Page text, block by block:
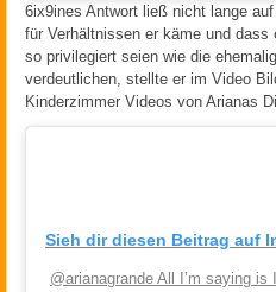
6ix9ines Antwort ließ nicht lange
für Verhältnissen er käme und
so privilegiert seien wie die
verdeutlichen, stellte er im Video
Kinderzimmer Videos von Arianas
Sieh dir diesen Beitrag auf
@arianagrande All I’m saying